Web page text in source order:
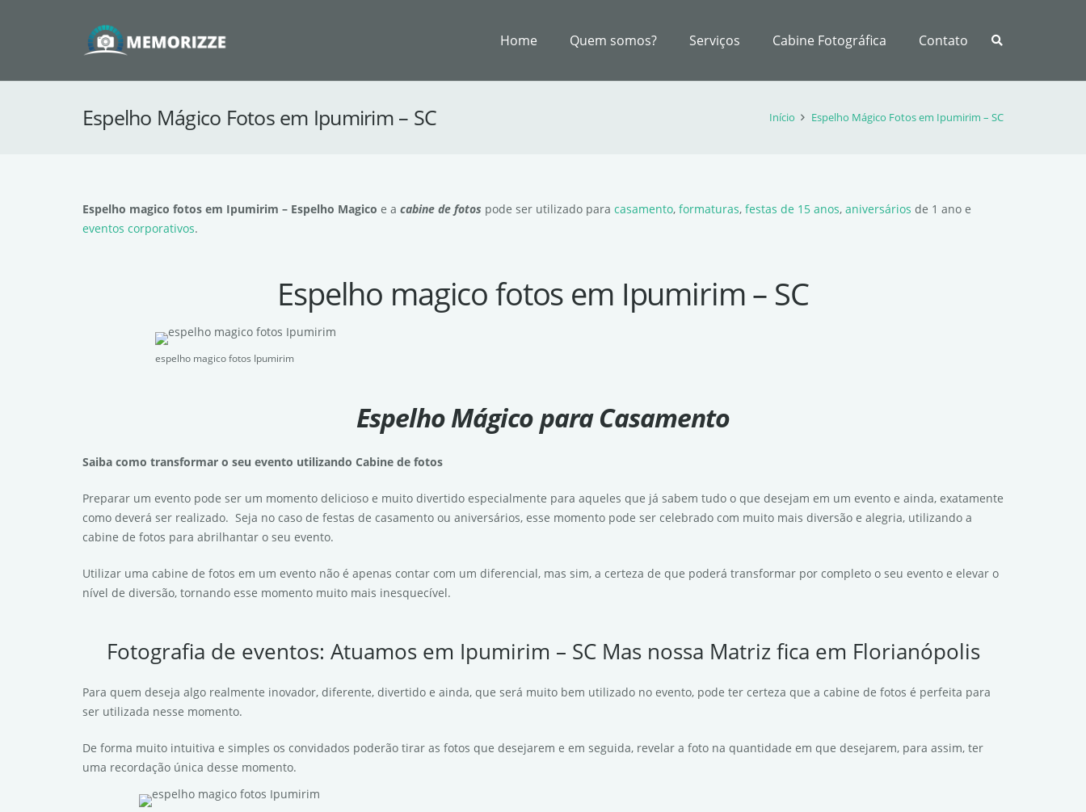
Home Quem somos? Serviços Cabine Fotográfica Contato
Espelho Mágico Fotos em Ipumirim – SC Início Espelho Mágico Fotos em Ipumirim – SC
Espelho magico fotos em Ipumirim – Espelho Magico e a cabine de fotos pode ser utilizado para casamento, formaturas, festas de 15 anos, aniversários de 1 ano e
eventos corporativos.
Espelho magico fotos em Ipumirim – SC
espelho magico fotos Ipumirim
Espelho Mágico para Casamento
Saiba como transformar o seu evento utilizando Cabine de fotos
Preparar um evento pode ser um momento delicioso e muito divertido especialmente para aqueles que já sabem tudo o que desejam em um evento e ainda, exatamente
como deverá ser realizado. Seja no caso de festas de casamento ou aniversários, esse momento pode ser celebrado com muito mais diversão e alegria, utilizando a
cabine de fotos para abrilhantar o seu evento.
Utilizar uma cabine de fotos em um evento não é apenas contar com um diferencial, mas sim, a certeza de que poderá transformar por completo o seu evento e elevar o
nível de diversão, tornando esse momento muito mais inesquecível.
Fotografia de eventos: Atuamos em Ipumirim – SC Mas nossa Matriz fica em Florianópolis
Para quem deseja algo realmente inovador, diferente, divertido e ainda, que será muito bem utilizado no evento, pode ter certeza que a cabine de fotos é perfeita para
ser utilizada nesse momento.
De forma muito intuitiva e simples os convidados poderão tirar as fotos que desejarem e em seguida, revelar a foto na quantidade em que desejarem, para assim, ter
uma recordação única desse momento.